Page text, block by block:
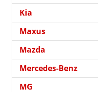
Kia
Maxus
Mazda
Mercedes-Benz
MG